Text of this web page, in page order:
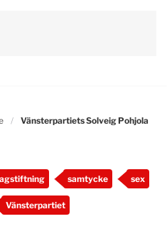
Vänsterpartiets Solveig Pohjola
samtycke sex
Vänsterpartiet